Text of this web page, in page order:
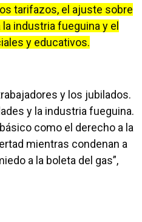
tarifazos, el ajuste sobre
la industria fueguina y el
y educativos.
y los jubilados.
y la industria fueguina.
como el derecho a la
mientras condenan a
a la boleta del gas”,